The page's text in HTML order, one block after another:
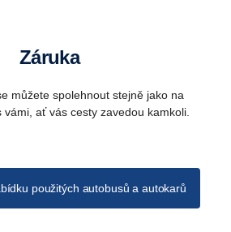
Záruka
můžete spolehnout stejně jako na
vámi, ať vás cesty zavedou kamkoli.
použitých autobusů a autokarů